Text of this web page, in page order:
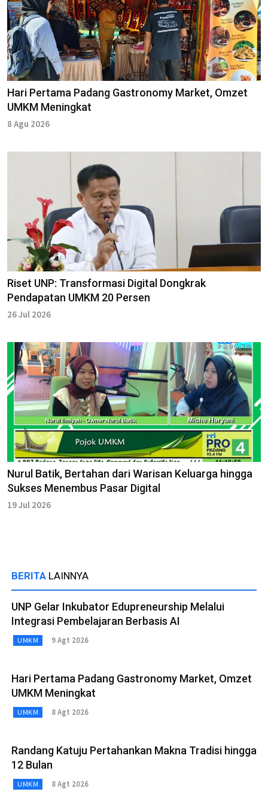
Hari Pertama Padang Gastronomy Market, Omzet
UMKM Meningkat
8 Agu 2026
Riset UNP: Transformasi Digital Dongkrak
Pendapatan UMKM 20 Persen
26 Jul 2026
Nurul Batik, Bertahan dari Warisan Keluarga hingga
Sukses Menembus Pasar Digital
19 Jul 2026
BERITA LAINNYA
UNP Gelar Inkubator Edupreneurship Melalui
Integrasi Pembelajaran Berbasis AI
UMKM 9 Agt 2026
Hari Pertama Padang Gastronomy Market, Omzet
UMKM Meningkat
UMKM 8 Agt 2026
Randang Katuju Pertahankan Makna Tradisi hingga
12 Bulan
UMKM 8 Agt 2026